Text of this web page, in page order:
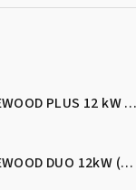
DEFRO HEAT FIREWOOD PLUS 12 kW Kotel na dřevo s ručním přikládáním
DEFRO HEAT FIREWOOD DUO 12kW (pelety/dřevo)